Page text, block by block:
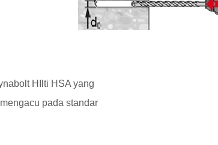
HIlti HSA yang
pada standar